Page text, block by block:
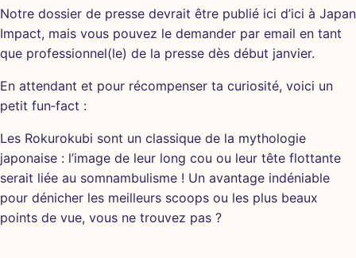
Notre dossier de presse devrait être publié ici d’ici à Japan
Impact, mais vous pouvez le demander par email en tant
que professionnel(le) de la presse dès début janvier.
En attendant et pour récompenser ta curiosité, voici un
petit fun‑fact :
Les Rokurokubi sont un classique de la mythologie
japonaise : l’image de leur long cou ou leur tête flottante
serait liée au somnambulisme ! Un avantage indéniable
pour dénicher les meilleurs scoops ou les plus beaux
points de vue, vous ne trouvez pas ?